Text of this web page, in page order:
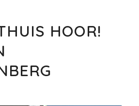
HOOR!